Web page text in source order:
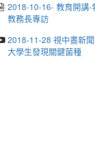
2018-10-16- 教育開講-
教務長專訪
2018-11-28 視中晝新
大學生發現關鍵菌種